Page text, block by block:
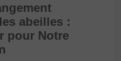
abeilles :
pour Notre